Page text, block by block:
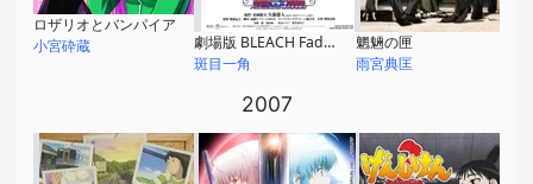
ロザリオとバンパイア
小宮砕蔵
劇場版 BLEACH Fade to Black 君の名を呼ぶ
斑目一角
魍魎の匣
雨宮典匡
2007